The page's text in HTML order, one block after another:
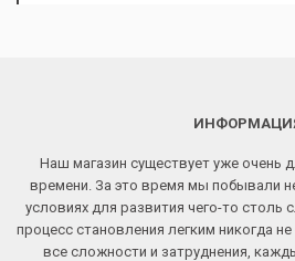
Наш магазин существует уже очень
времени. За это время мы побывали
условиях для развития чего-то столь
процесс становления легким никогда
все сложности и затруднения,